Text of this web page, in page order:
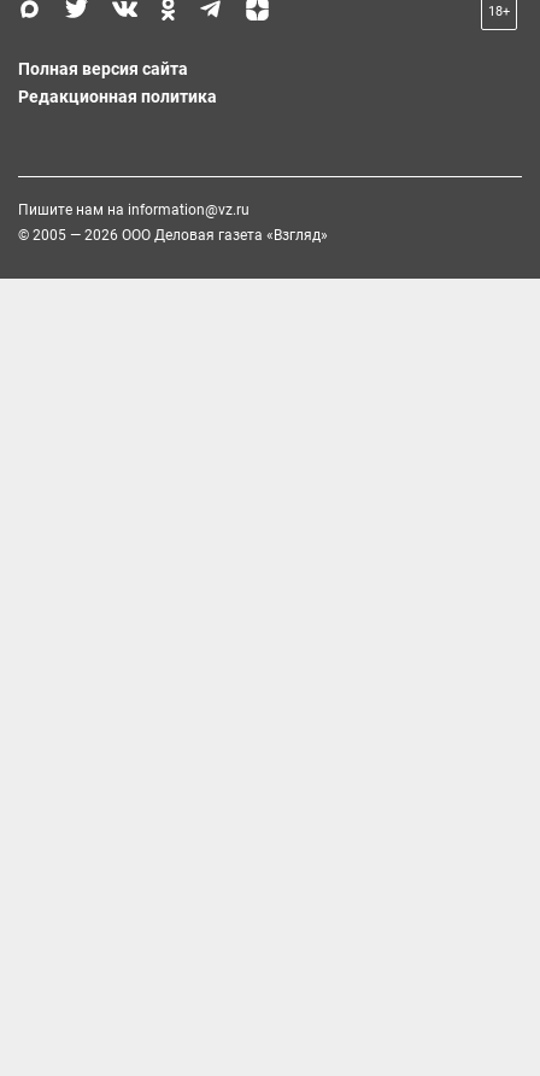
18+
Полная версия сайта
Редакционная политика
Пишите нам на information@vz.ru
© 2005 — 2026 ООО Деловая газета «Взгляд»